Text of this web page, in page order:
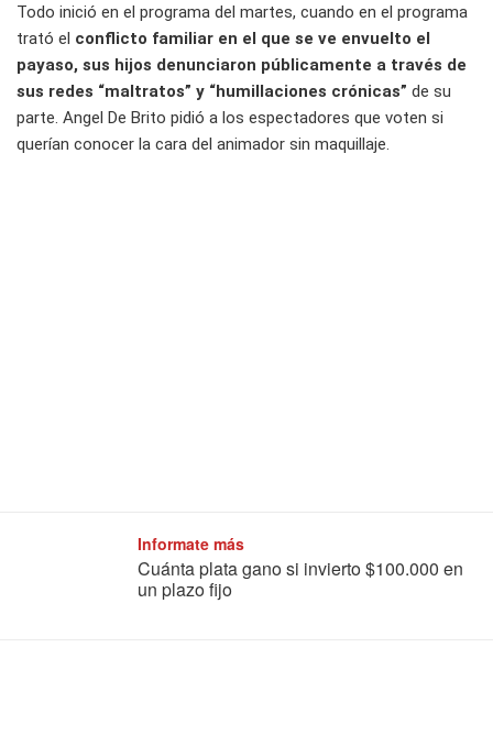
Todo inició en el programa del martes, cuando en el programa
trató el conflicto familiar en el que se ve envuelto el
payaso, sus hijos denunciaron públicamente a través de
sus redes “maltratos” y “humillaciones crónicas” de su
parte. Angel De Brito pidió a los espectadores que voten si
querían conocer la cara del animador sin maquillaje.
Informate más
Cuánta plata gano si invierto $100.000 en
un plazo fijo